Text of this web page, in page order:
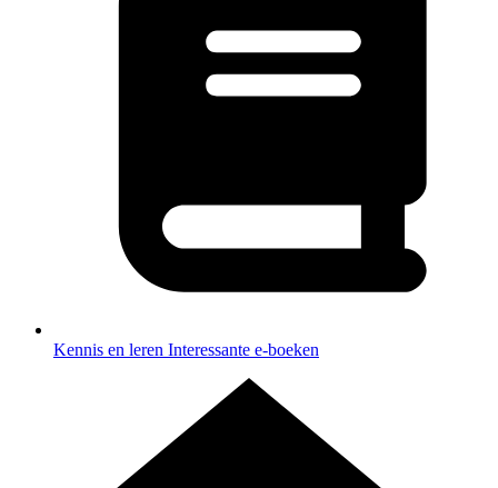
Kennis en leren Interessante e-boeken